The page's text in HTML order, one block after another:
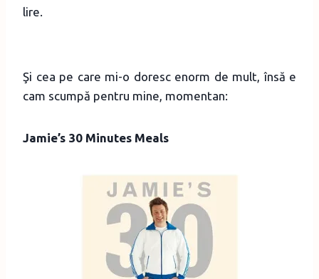
lire.
Şi cea pe care mi-o doresc enorm de mult, însă e
cam scumpă pentru mine, momentan:
Jamie’s 30 Minutes Meals